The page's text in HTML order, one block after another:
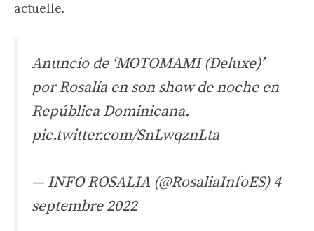
actuelle.
Anuncio de ‘MOTOMAMI (Deluxe)’
por Rosalía en son show de noche en
República Dominicana.
pic.twitter.com/SnLwqznLta
— INFO ROSALIA (@RosaliaInfoES)4
septembre 2022